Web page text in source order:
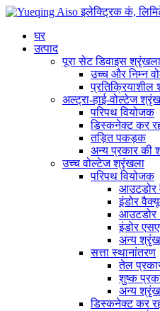
घर
उत्पाद
पूरा सेट डिवाइस श्रृंखला
उच्च और निम्न
प्रतिक्रियाशील
अल्ट्रा-हाई-वोल्टेज
परिपथ वियोजक
डिस्कनेक्ट कर
तड़ित पकड़क
अन्य प्रकार की
उच्च वोल्टेज श्रृंखला
परिपथ वियोजक
आउटडोर
इंडोर
आउटडोर
इंडोर
अन्य
सत्ता स्थानांतरण
तेल
शुष्क
अन्य
डिस्कनेक्ट कर